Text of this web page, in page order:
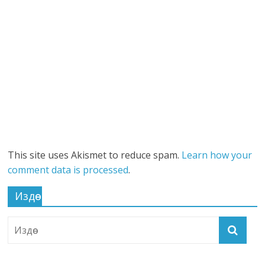
This site uses Akismet to reduce spam. Learn how your
comment data is processed.
Издөө